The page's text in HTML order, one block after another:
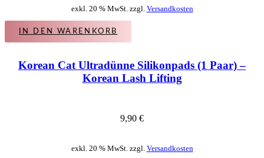
exkl. 20 % MwSt. zzgl. Versandkosten
IN DEN WARENKORB
Korean Cat Ultradünne Silikonpads (1 Paar) –
Korean Lash Lifting
9,90 €
exkl. 20 % MwSt. zzgl. Versandkosten